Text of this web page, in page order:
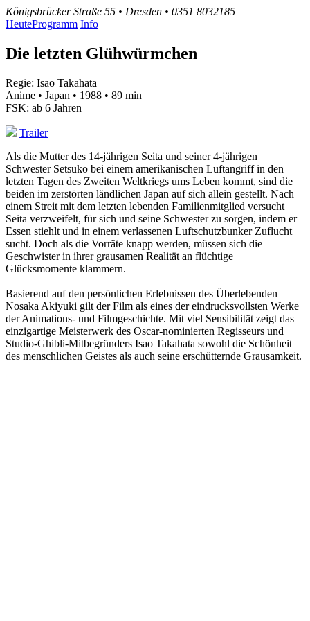
Königsbrücker Straße 55 • Dresden • 0351 8032185
HeuteProgramm Info
Die letzten Glühwürmchen
Regie: Isao Takahata
Anime • Japan • 1988 • 89 min
FSK: ab 6 Jahren
Trailer
Als die Mutter des 14-jährigen Seita und seiner 4-jährigen
Schwester Setsuko bei einem amerikanischen Luftangriff in den
letzten Tagen des Zweiten Weltkriegs ums Leben kommt, sind die
beiden im zerstörten ländlichen Japan auf sich allein gestellt. Nach
einem Streit mit dem letzten lebenden Familienmitglied versucht
Seita verzweifelt, für sich und seine Schwester zu sorgen, indem er
Essen stiehlt und in einem verlassenen Luftschutzbunker Zuflucht
sucht. Doch als die Vorräte knapp werden, müssen sich die
Geschwister in ihrer grausamen Realität an flüchtige
Glücksmomente klammern.
Basierend auf den persönlichen Erlebnissen des Überlebenden
Nosaka Akiyuki gilt der Film als eines der eindrucksvollsten Werke
der Animations- und Filmgeschichte. Mit viel Sensibilität zeigt das
einzigartige Meisterwerk des Oscar-nominierten Regisseurs und
Studio-Ghibli-Mitbegründers Isao Takahata sowohl die Schönheit
des menschlichen Geistes als auch seine erschütternde Grausamkeit.